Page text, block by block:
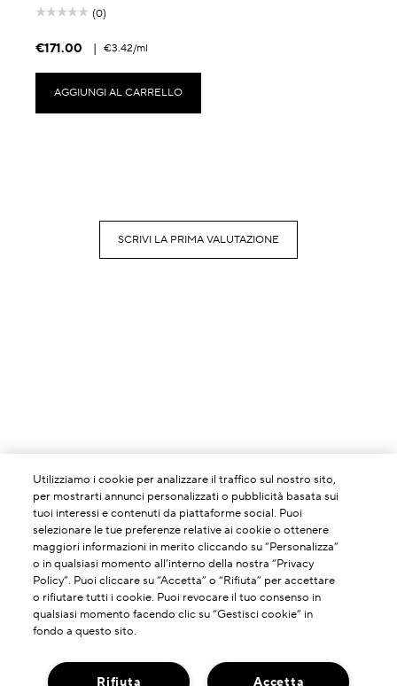
(0)
€171.00 | €3.42/ml
AGGIUNGI AL CARRELLO
SCRIVI LA PRIMA VALUTAZIONE
Utilizziamo i cookie per analizzare il traffico sul nostro sito,
per mostrarti annunci personalizzati o pubblicità basata sui
tuoi interessi e contenuti da piattaforme social. Puoi
selezionare le tue preferenze relative ai cookie o ottenere
maggiori informazioni in merito cliccando su “Personalizza”
o in qualsiasi momento all’interno della nostra “Privacy
Policy”. Puoi cliccare su “Accetta” o “Rifiuta” per accettare
o rifiutare tutti i cookie. Puoi revocare il tuo consenso in
qualsiasi momento facendo clic su “Gestisci cookie” in
fondo a questo sito.
Accetta
Rifiuta